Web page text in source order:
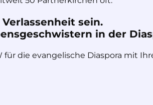
sein.
in der
die evangelische Diaspora mit